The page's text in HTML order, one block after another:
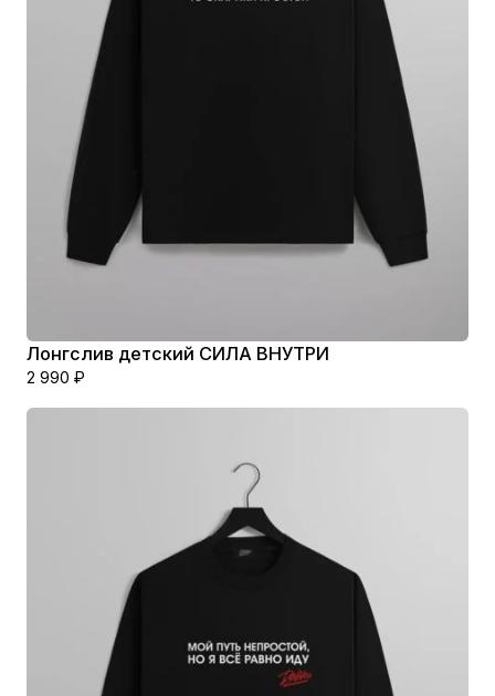
Лонгслив детский СИЛА ВНУТРИ
2 990 ₽